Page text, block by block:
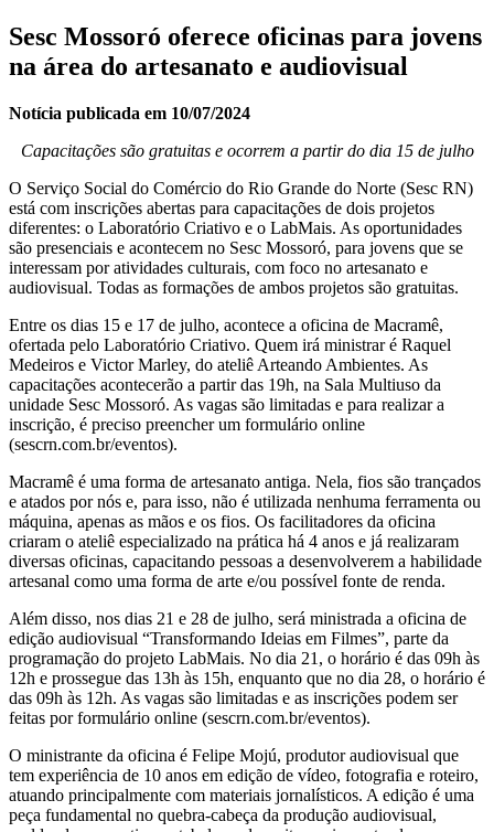
Sesc Mossoró oferece oficinas para jovens
na área do artesanato e audiovisual
Notícia publicada em 10/07/2024
Capacitações são gratuitas e ocorrem a partir do dia 15 de julho
O Serviço Social do Comércio do Rio Grande do Norte (Sesc RN)
está com inscrições abertas para capacitações de dois projetos
diferentes: o Laboratório Criativo e o LabMais. As oportunidades
são presenciais e acontecem no Sesc Mossoró, para jovens que se
interessam por atividades culturais, com foco no artesanato e
audiovisual. Todas as formações de ambos projetos são gratuitas.
Entre os dias 15 e 17 de julho, acontece a oficina de Macramê,
ofertada pelo Laboratório Criativo. Quem irá ministrar é Raquel
Medeiros e Victor Marley, do ateliê Arteando Ambientes. As
capacitações acontecerão a partir das 19h, na Sala Multiuso da
unidade Sesc Mossoró. As vagas são limitadas e para realizar a
inscrição, é preciso preencher um formulário online
(sescrn.com.br/eventos).
Macramê é uma forma de artesanato antiga. Nela, fios são trançados
e atados por nós e, para isso, não é utilizada nenhuma ferramenta ou
máquina, apenas as mãos e os fios. Os facilitadores da oficina
criaram o ateliê especializado na prática há 4 anos e já realizaram
diversas oficinas, capacitando pessoas a desenvolverem a habilidade
artesanal como uma forma de arte e/ou possível fonte de renda.
Além disso, nos dias 21 e 28 de julho, será ministrada a oficina de
edição audiovisual “Transformando Ideias em Filmes”, parte da
programação do projeto LabMais. No dia 21, o horário é das 09h às
12h e prossegue das 13h às 15h, enquanto que no dia 28, o horário é
das 09h às 12h. As vagas são limitadas e as inscrições podem ser
feitas por formulário online (sescrn.com.br/eventos).
O ministrante da oficina é Felipe Mojú, produtor audiovisual que
tem experiência de 10 anos em edição de vídeo, fotografia e roteiro,
atuando principalmente com materiais jornalísticos. A edição é uma
peça fundamental no quebra-cabeça da produção audiovisual,